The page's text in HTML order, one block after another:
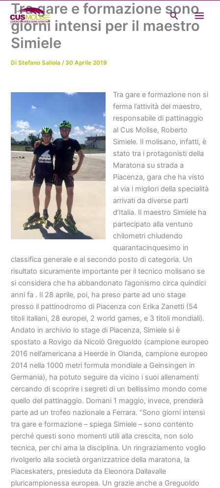
contenuto
Cerca
Tra gare e formazione sono
giorni intensi per il maestro
Simiele
DiStefano Saliola/30 Aprile 2019
Tra gare e formazione non si
ferma l’attività del maestro,
responsabile di pattinaggio
al Cus Molise, Roberto
Simiele. Il molisano, infatti, è
stato tra i protagonisti della
Maratona su strada a
Piacenza, gara che ha visto
al via i migliori della specialità
arrivati da diverse parti
d’Italia. Il maestro Simiele ha
partecipato alla ventuno
chilometri chiudendo
quarantacinquesimo in
classifica generale e al secondo posto di categoria. Un
risultato sicuramente importante per il tecnico molisano se
si considera che ha abbandonato l’agonismo circa quindici
anni fa . Il 28 aprile, poi, ha preso parte ad uno stage
presso il pattinodromo di Piacenza con Erika Zanetti (54
titoli italiani, 28 europei, 2 world games, e 3 titoli mondiali).
Andato in archivio lo stage di Piacenza, Simiele si è
spostato a Rovigo da Nicolò Greguoldo (campione europeo
2016 nell’americana a Heerde in Olanda, campione europeo
2014 nella 1000 metri formula mondiale a Geinsingen in
Germania), ha potuto seguire da vicino i suoi allenamenti
cercando di scoprire i segreti di un bellissimo mondo come
quello del pattinaggio. Domani 1 maggio, invece, prenderà
parte ad un trofeo nazionale a Ferrara. “Sono giorni intensi
tra gare e formazione – spiega Simiele – sono contento
perché questi sono momenti utili alla crescita, non solo
tecnica, per chi ama la disciplina. Un ringraziamento voglio
rivolgerlo alla società organizzatrice della maratona, la
Piaceskaters, presieduta da Eleonora Dallavalle
pluricampionessa europea. Un grazie anche a Greguoldo